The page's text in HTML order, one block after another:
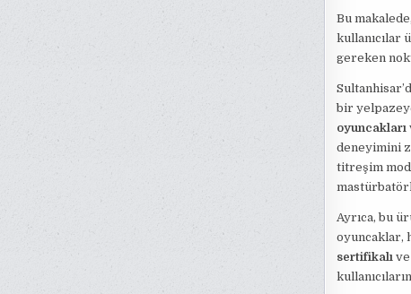
Bu
kullanıcılar
gereken
bir
oyuncakları
deneyimini
titreşim
Ayrıca, bu
oyuncaklar,
sertifikalı ve